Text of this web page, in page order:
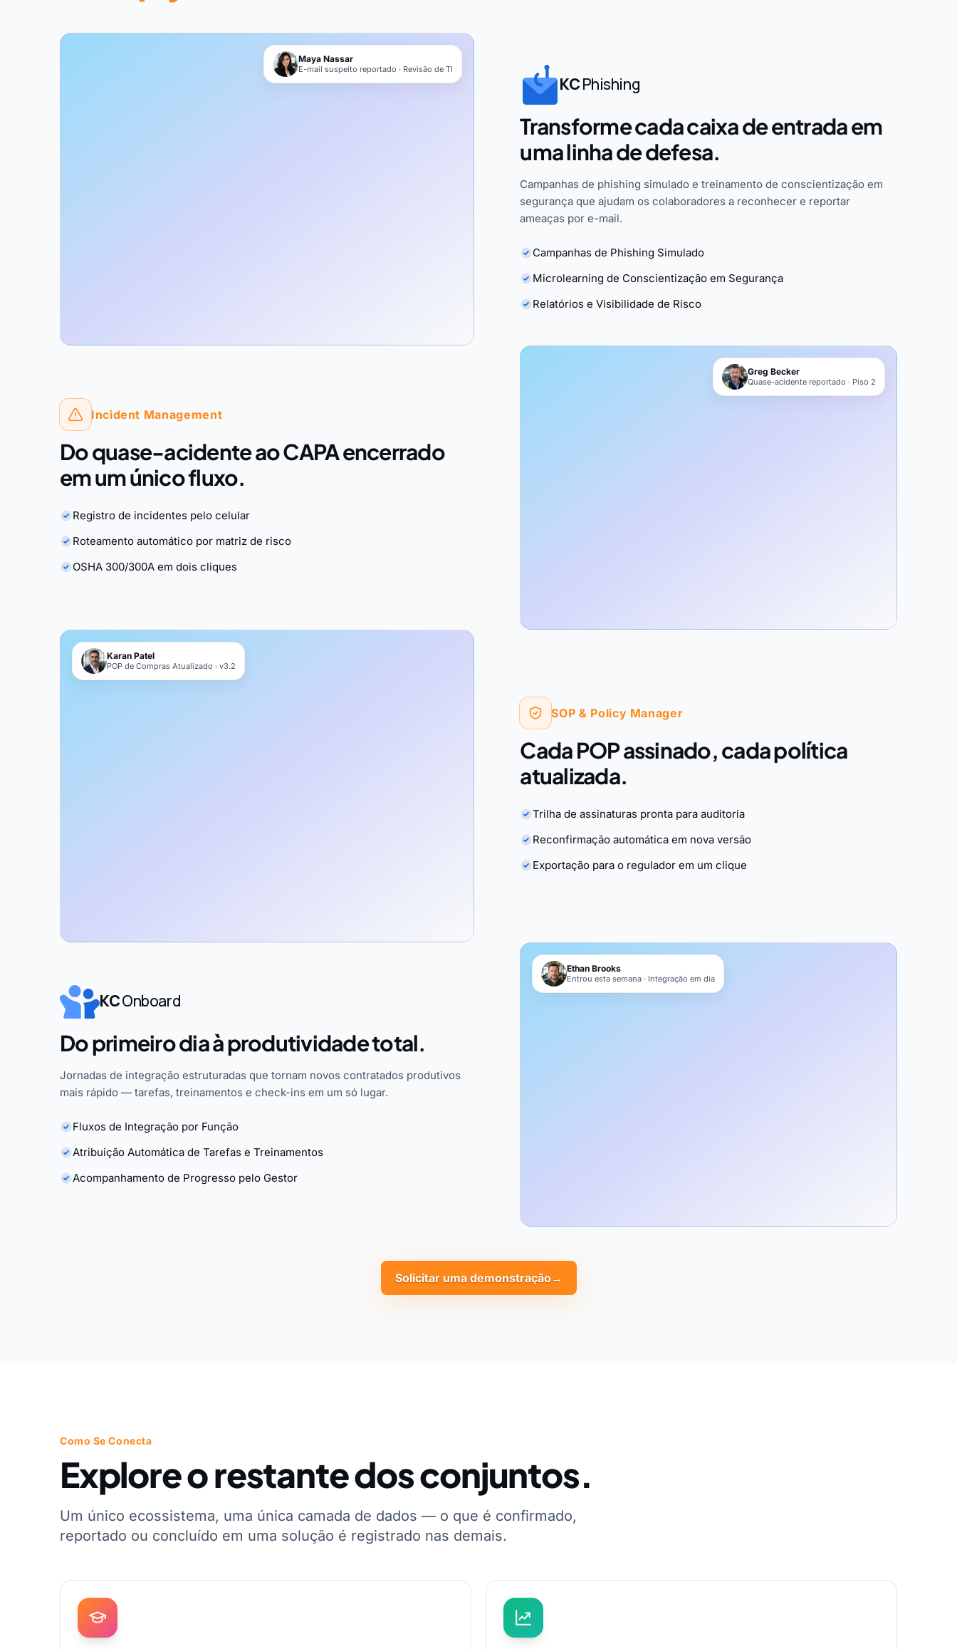
Maya Nassar
E-mail suspeito reportado · Revisão de TI
KCPhishing
Transforme cada caixa de entrada em
uma linha de defesa.
Campanhas de phishing simulado e treinamento de conscientização em
segurança que ajudam os colaboradores a reconhecer e reportar
ameaças por e-mail.
Campanhas de Phishing Simulado
Microlearning de Conscientização em Segurança
Relatórios e Visibilidade de Risco
Incident Management
Do quase-acidente ao CAPA encerrado
em um único fluxo.
Registro de incidentes pelo celular
Roteamento automático por matriz de risco
OSHA 300/300A em dois cliques
Greg Becker
Quase-acidente reportado · Piso 2
Karan Patel
POP de Compras Atualizado · v3.2
SOP & Policy Manager
Cada POP assinado, cada política
atualizada.
Trilha de assinaturas pronta para auditoria
Reconfirmação automática em nova versão
Exportação para o regulador em um clique
KCOnboard
Do primeiro dia à produtividade total.
Jornadas de integração estruturadas que tornam novos contratados produtivos
mais rápido — tarefas, treinamentos e check-ins em um só lugar.
Fluxos de Integração por Função
Atribuição Automática de Tarefas e Treinamentos
Acompanhamento de Progresso pelo Gestor
Ethan Brooks
Entrou esta semana · Integração em dia
Solicitar uma demonstração→
Como Se Conecta
Explore o restante dos conjuntos.
Um único ecossistema, uma única camada de dados — o que é confirmado,
reportado ou concluído em uma solução é registrado nas demais.